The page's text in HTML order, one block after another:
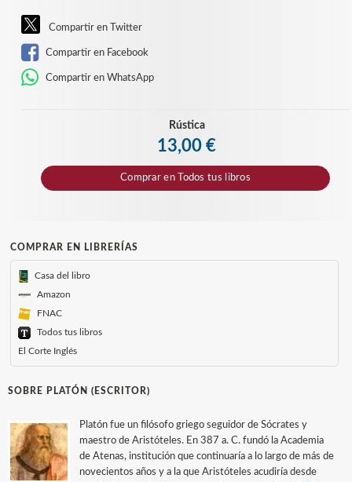
Compartir en Twitter
Compartir en Facebook
Compartir en WhatsApp
Rústica
13,00 €
Comprar en Todos tus libros
COMPRAR EN LIBRERÍAS
Casa del libro
Amazon
FNAC
Todos tus libros
El Corte Inglés
SOBRE PLATÓN (ESCRITOR)
Platón fue un filósofo griego seguidor de Sócrates y
maestro de Aristóteles. En 387 a. C. fundó la Academia
de Atenas, institución que continuaría a lo largo de más de
novecientos años y a la que Aristóteles acudiría desde